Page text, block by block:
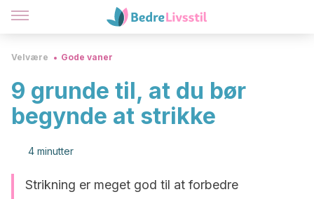
Velvære Gode vaner
9 grunde til, at du bør
begynde at strikke
4 minutter
Strikning er meget god til at forbedre